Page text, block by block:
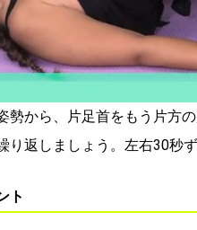
勢から、片足首をもう片方
り返しましょう。左右30秒ず
ト